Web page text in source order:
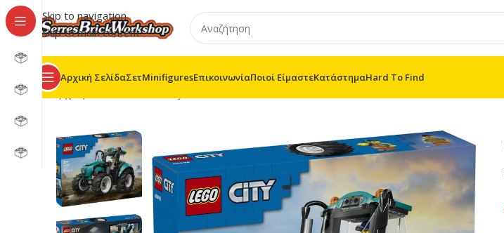
Skip to navigation
Skip to main content
Αρχική ΣελίδαΣετMinifiguresΕπικοινωνίαΠοιοί ΕίμαστεΚατάστημαHard To Find
Αρχική σελίδα